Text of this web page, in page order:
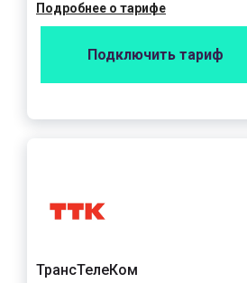
Подробнее о тарифе
Подключить тариф
ТрансТелеКом